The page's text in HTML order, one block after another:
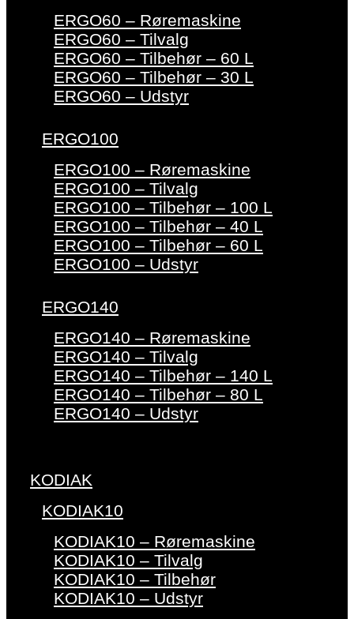
ERGO60 – Røremaskine
ERGO60 – Tilvalg
ERGO60 – Tilbehør – 60 L
ERGO60 – Tilbehør – 30 L
ERGO60 – Udstyr
ERGO100
ERGO100 – Røremaskine
ERGO100 – Tilvalg
ERGO100 – Tilbehør – 100 L
ERGO100 – Tilbehør – 40 L
ERGO100 – Tilbehør – 60 L
ERGO100 – Udstyr
ERGO140
ERGO140 – Røremaskine
ERGO140 – Tilvalg
ERGO140 – Tilbehør – 140 L
ERGO140 – Tilbehør – 80 L
ERGO140 – Udstyr
KODIAK
KODIAK10
KODIAK10 – Røremaskine
KODIAK10 – Tilvalg
KODIAK10 – Tilbehør
KODIAK10 – Udstyr